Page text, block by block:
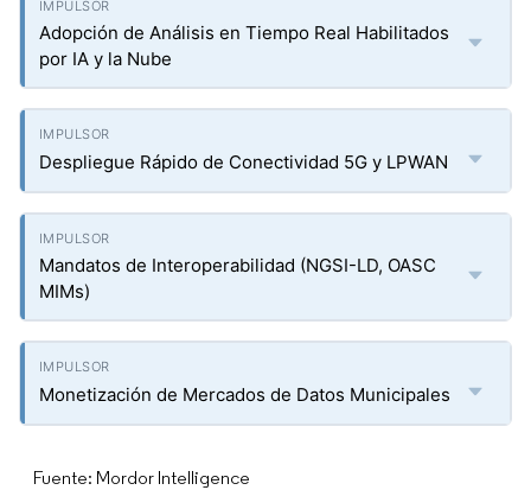
Adopción de Análisis en Tiempo Real Habilitados
por IA y la Nube
Despliegue Rápido de Conectividad 5G y LPWAN
Mandatos de Interoperabilidad (NGSI-LD, OASC
MIMs)
Monetización de Mercados de Datos Municipales
Fuente: Mordor Intelligence